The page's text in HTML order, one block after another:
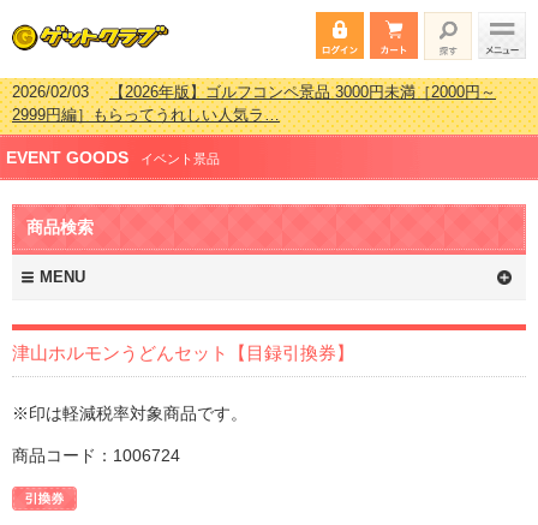
2026/02/03【2026年版】ゴルフコンペ景品 3000円未満［2000円～
2999円編］もらってうれしい人気ラ…
2026/07/15【2026年版】ビンゴゲーム景品おすすめ金額別人気ランキ
ング 更新しました！
2026/04/03【2026年版】ゴルフコンペ景品 3000円未満［2000円～
2999円編］もらってうれしい人気ラ…
2026/02/16
新しました！
EVENT GOODS イベント景品
商品検索
MENU
津山ホルモンうどんセット【目録引換券】
※印は軽減税率対象商品です。
商品コード：1006724